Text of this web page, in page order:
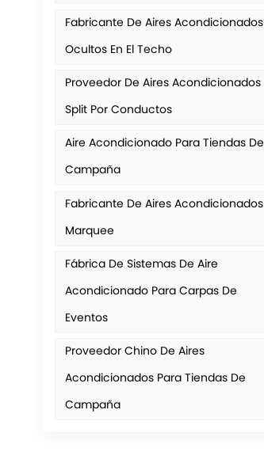
Fabricante De Aires Acondicionados
Ocultos En El Techo
Proveedor De Aires Acondicionados
Split Por Conductos
Aire Acondicionado Para Tiendas De
Campaña
Fabricante De Aires Acondicionados
Marquee
Fábrica De Sistemas De Aire
Acondicionado Para Carpas De
Eventos
Proveedor Chino De Aires
Acondicionados Para Tiendas De
Campaña